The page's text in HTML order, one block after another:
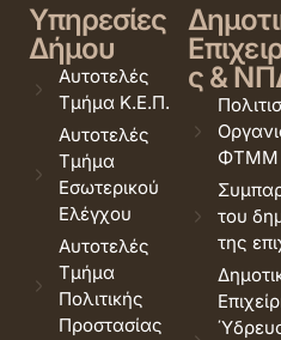
Υπηρεσίες
Δήμου
Αυτοτελές
Τμήμα Κ.Ε.Π.
Αυτοτελές
Τμήμα
Εσωτερικού
Ελέγχου
Αυτοτελές
Τμήμα
Πολιτικής
Προστασίας
ς &
ΦΤΜΜ
του
της